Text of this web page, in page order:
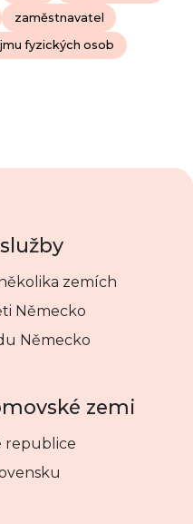
zaměstnavatel
fyzických osob
zemích
Německo
Německo
zemi
republice